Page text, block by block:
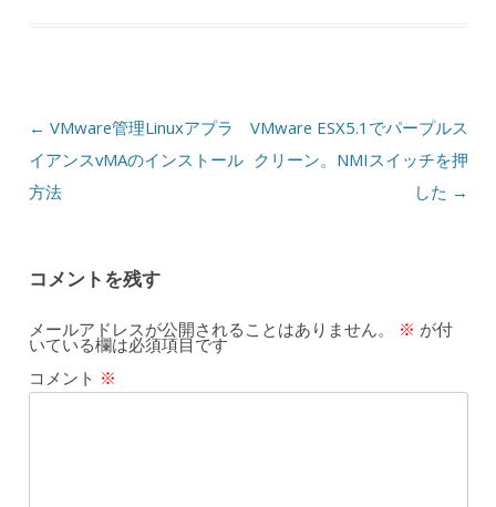
投稿ナビゲーション
← VMware管理Linuxアプラ
イアンスvMAのインストール
方法
VMware ESX5.1でパープルス
クリーン。NMIスイッチを押
した →
コメントを残す
メールアドレスが公開されることはありません。 ※ が付
いている欄は必須項目です
コメント ※